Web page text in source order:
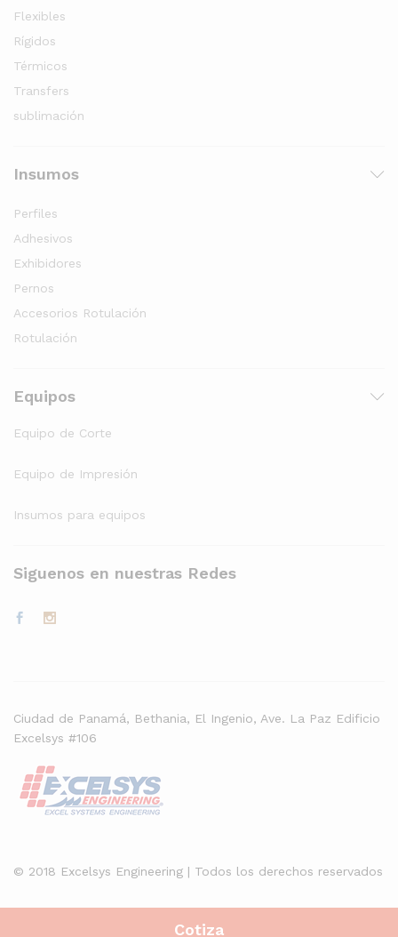
Cotiza
Flexibles
Rígidos
Térmicos
Transfers
sublimación
Insumos
Perfiles
Adhesivos
Exhibidores
Pernos
Accesorios Rotulación
Rotulación
Equipos
Equipo de Corte
Equipo de Impresión
Insumos para equipos
Siguenos en nuestras Redes
© 2018 Excelsys Engineering | Todos los derechos reservados
Ciudad de Panamá, Bethania, El Ingenio, Ave. La Paz Edificio
Excelsys #106